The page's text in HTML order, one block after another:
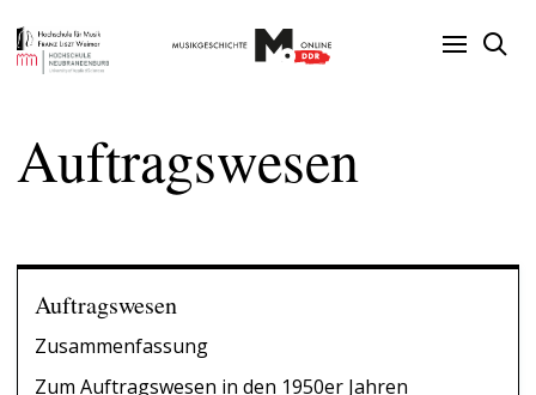
Auftragswesen
Auftragswesen
Zusammenfassung
Zum Auftragswesen in den 1950er Jahren